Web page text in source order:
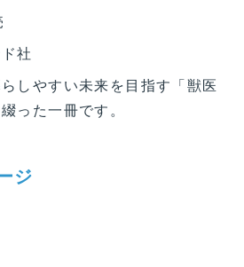
社
しやすい未来を目指す「獣医
った一冊です。
ジ